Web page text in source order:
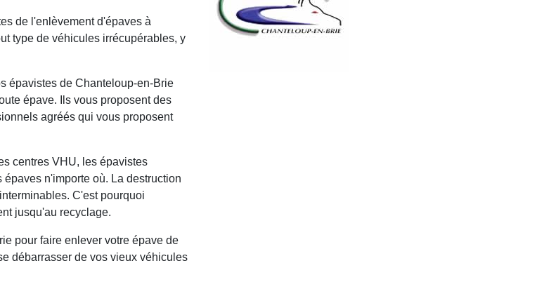
de l'enlèvement d'épaves à
type de véhicules irrécupérables, y
épavistes de Chanteloup-en-Brie
épave. Ils vous proposent des
agréés qui vous proposent
centres VHU, les épavistes
n'importe où. La destruction
C'est pourquoi
jusqu'au recyclage.
pour faire enlever votre épave de
débarrasser de vos vieux véhicules